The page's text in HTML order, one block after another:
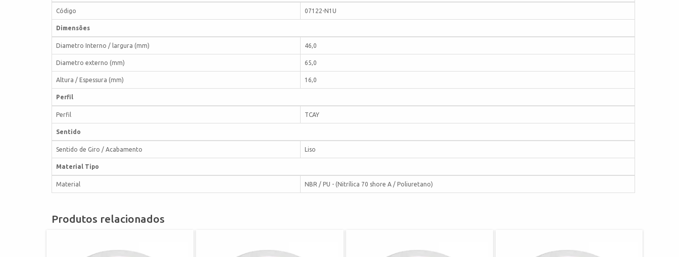
Código 07122-N1U
Dimensões
Diametro Interno / largura (mm) 46,0
Diametro externo (mm) 65,0
Altura / Espessura (mm) 16,0
Perfil
Perfil TCAY
Sentido
Sentido de Giro / Acabamento Liso
Material Tipo
Material NBR / PU - (Nitrílica 70 shore A / Poliuretano)
Produtos relacionados